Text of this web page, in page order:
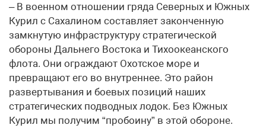
– В военном отношении гряда Северных и Южных
Курил с Сахалином составляет законченную
замкнутую инфраструктуру стратегической
обороны Дальнего Востока и Тихоокеанского
флота. Они ограждают Охотское море и
превращают его во внутреннее. Это район
развертывания и боевых позиций наших
стратегических подводных лодок. Без Южных
Курил мы получим “пробоину” в этой обороне.